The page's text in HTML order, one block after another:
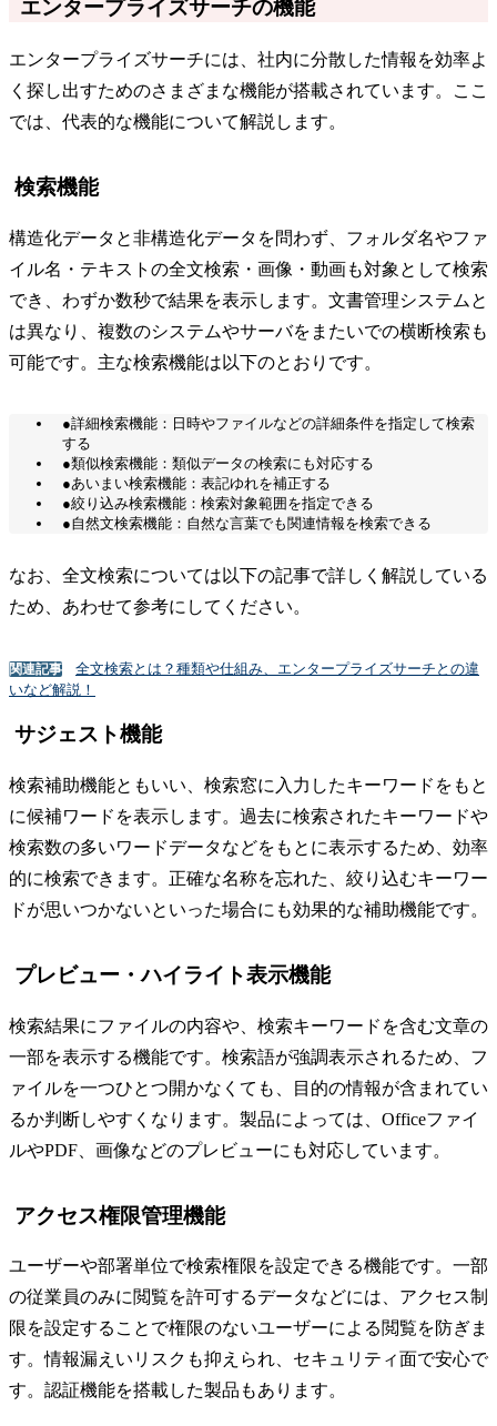
エンタープライズサーチの機能
エンタープライズサーチには、社内に分散した情報を効率よ
く探し出すためのさまざまな機能が搭載されています。ここ
では、代表的な機能について解説します。
検索機能
構造化データと非構造化データを問わず、フォルダ名やファ
イル名・テキストの全文検索・画像・動画も対象として検索
でき、わずか数秒で結果を表示します。文書管理システムと
は異なり、複数のシステムやサーバをまたいでの横断検索も
可能です。主な検索機能は以下のとおりです。
●詳細検索機能：日時やファイルなどの詳細条件を指定して検索
する
●類似検索機能：類似データの検索にも対応する
●あいまい検索機能：表記ゆれを補正する
●絞り込み検索機能：検索対象範囲を指定できる
●自然文検索機能：自然な言葉でも関連情報を検索できる
なお、全文検索については以下の記事で詳しく解説している
ため、あわせて参考にしてください。
関連記事
全文検索とは？種類や仕組み、エンタープライズサーチとの違
いなど解説！
サジェスト機能
検索補助機能ともいい、検索窓に入力したキーワードをもと
に候補ワードを表示します。過去に検索されたキーワードや
検索数の多いワードデータなどをもとに表示するため、効率
的に検索できます。正確な名称を忘れた、絞り込むキーワー
ドが思いつかないといった場合にも効果的な補助機能です。
プレビュー・ハイライト表示機能
検索結果にファイルの内容や、検索キーワードを含む文章の
一部を表示する機能です。検索語が強調表示されるため、フ
ァイルを一つひとつ開かなくても、目的の情報が含まれてい
るか判断しやすくなります。製品によっては、Officeファイ
ルやPDF、画像などのプレビューにも対応しています。
アクセス権限管理機能
ユーザーや部署単位で検索権限を設定できる機能です。一部
の従業員のみに閲覧を許可するデータなどには、アクセス制
限を設定することで権限のないユーザーによる閲覧を防ぎま
す。情報漏えいリスクも抑えられ、セキュリティ面で安心で
す。認証機能を搭載した製品もあります。